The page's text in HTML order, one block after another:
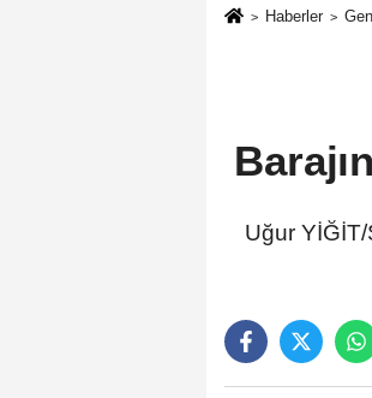
Haberler
Uğur YİĞİT/